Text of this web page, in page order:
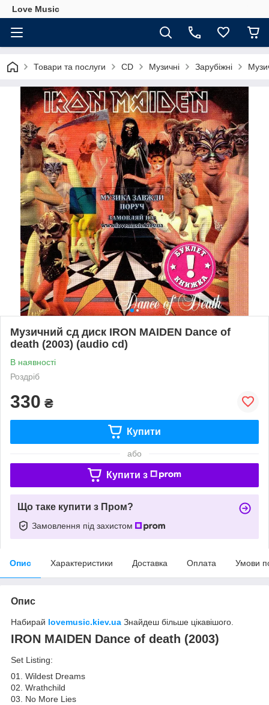
Love Music
Товари та послуги CD Музичні Зарубіжні
Музичний сд диск IRON MAIDEN Dance of
death (2003) (audio cd)
В наявності
Роздріб
330 ₴
Купити
або
Купити з
Що таке купити з Пром?
Замовлення під захистом
Опис Характеристики Доставка Оплата Умови
Опис
Набирай lovemusic.kiev.ua Знайдеш більше цікавішого.
IRON MAIDEN Dance of death (2003)
Set Listing:
01. Wildest Dreams
02. Wrathchild
03. No More Lies